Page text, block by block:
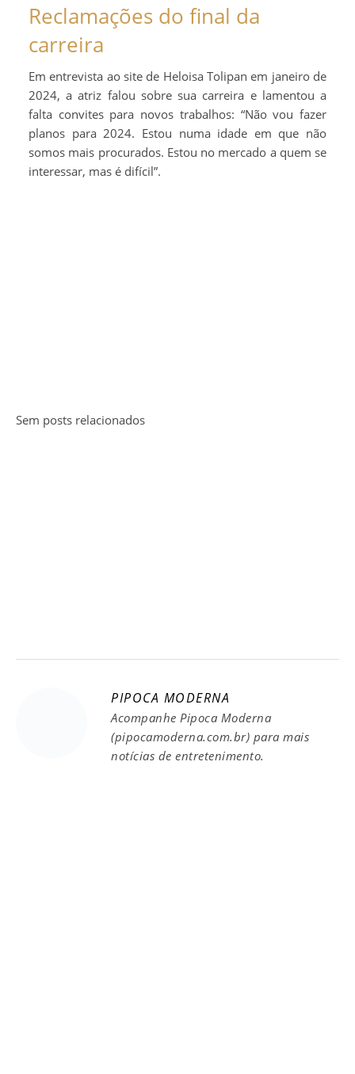
Reclamações do final da
carreira
Em entrevista ao site de Heloisa Tolipan em janeiro de
2024, a atriz falou sobre sua carreira e lamentou a
falta convites para novos trabalhos: “Não vou fazer
planos para 2024. Estou numa idade em que não
somos mais procurados. Estou no mercado a quem se
interessar, mas é difícil”.
Sem posts relacionados
PIPOCA MODERNA
Acompanhe Pipoca Moderna
(pipocamoderna.com.br) para mais
notícias de entretenimento.